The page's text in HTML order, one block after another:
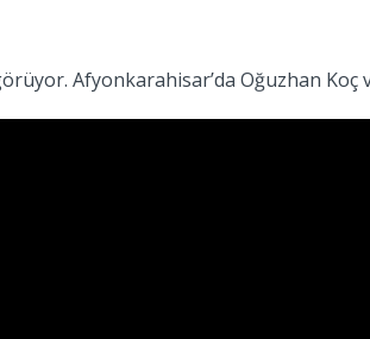
Afyonkarahisar’da Oğuzhan Koç